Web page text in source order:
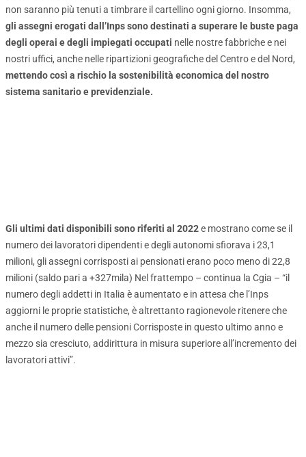
non saranno più tenuti a timbrare il cartellino ogni giorno. Insomma,
gli assegni erogati dall’Inps sono destinati a superare le buste paga
degli operai e degli impiegati occupati nelle nostre fabbriche e nei
nostri uffici, anche nelle ripartizioni geografiche del Centro e del Nord,
mettendo così a rischio la sostenibilità economica del nostro
sistema sanitario e previdenziale.
Gli ultimi dati disponibili sono riferiti al 2022e mostrano come se il
numero dei lavoratori dipendenti e degli autonomi sfiorava i 23,1
milioni, gli assegni corrisposti ai pensionati erano poco meno di 22,8
milioni (saldo pari a +327mila) Nel frattempo – continua la Cgia – “il
numero degli addetti in Italia è aumentato e in attesa che l’Inps
aggiorni le proprie statistiche, è altrettanto ragionevole ritenere che
anche il numero delle pensioni Corrisposte in questo ultimo anno e
mezzo sia cresciuto, addirittura in misura superiore all’incremento dei
lavoratori attivi”.